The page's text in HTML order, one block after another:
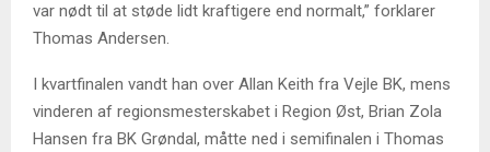
var nødt til at støde lidt kraftigere end normalt,” forklarer
Thomas Andersen.
I kvartfinalen vandt han over Allan Keith fra Vejle BK, mens
vinderen af regionsmesterskabet i Region Øst, Brian Zola
Hansen fra BK Grøndal, måtte ned i semifinalen i Thomas